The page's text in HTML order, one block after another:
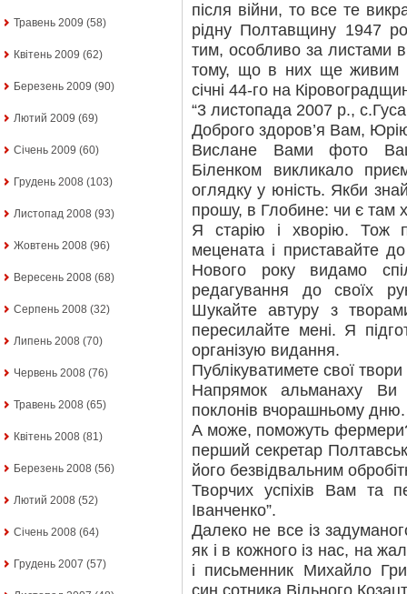
Травень 2009 (58)
Квітень 2009 (62)
Березень 2009 (90)
Лютий 2009 (69)
Січень 2009 (60)
Грудень 2008 (103)
Листопад 2008 (93)
Жовтень 2008 (96)
Вересень 2008 (68)
Серпень 2008 (32)
Липень 2008 (70)
Червень 2008 (76)
Травень 2008 (65)
Квітень 2008 (81)
Березень 2008 (56)
Лютий 2008 (52)
Січень 2008 (64)
Грудень 2007 (57)
після війни, то все те
рідну Полтавщину 1947
тим, особливо за листами
тому, що в них ще живим
січні 44-го на
“3 листопада 2007 р.,
Доброго здоров’я Вам,
Вислане Вами фото
Біленком викликало
оглядку у юність. Якби
прошу, в Глобине: чи є там
Я старію і хворію. Тож
мецената і приставайте
Нового року видамо
редагування до своїх
Шукайте автуру з
пересилайте мені. Я
організую видання.
Публікуватимете свої твори
Напрямок альманаху
поклонів вчорашньому
А може, поможуть
перший секретар
його безвідвальним
Творчих успіхів Вам та
Іванченко”.
Далеко не все із
як і в кожного із нас, на
і письменник Михайло
син сотника Вільного